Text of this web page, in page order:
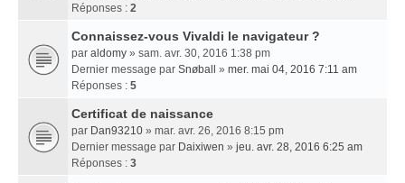
Réponses : 2
Connaissez-vous Vivaldi le navigateur ?
par aldomy » sam. avr. 30, 2016 1:38 pm
Dernier message par Snøball » mer. mai 04, 2016 7:11 am
Réponses : 5
Certificat de naissance
par Dan93210 » mar. avr. 26, 2016 8:15 pm
Dernier message par Daixiwen » jeu. avr. 28, 2016 6:25 am
Réponses : 3